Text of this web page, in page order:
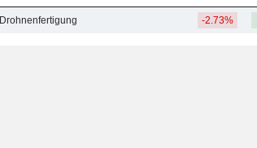
Drohnenfertigung -2.73%